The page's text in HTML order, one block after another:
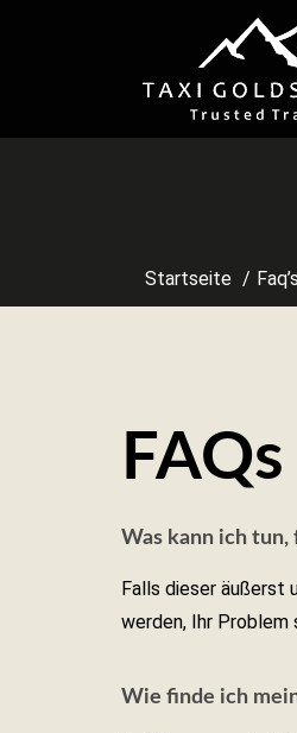
Startseite Faq’s
FAQs
Was kann ich
Falls dieser äußerst
werden, Ihr Problem
Wie finde ich